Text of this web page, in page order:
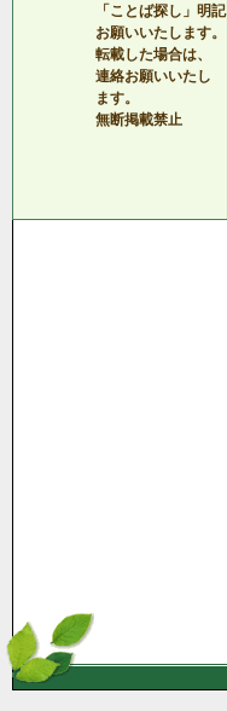
「ことば探し」明記
お願いいたします。
転載した場合は、
連絡お願いいたし
ます。
無断掲載禁止